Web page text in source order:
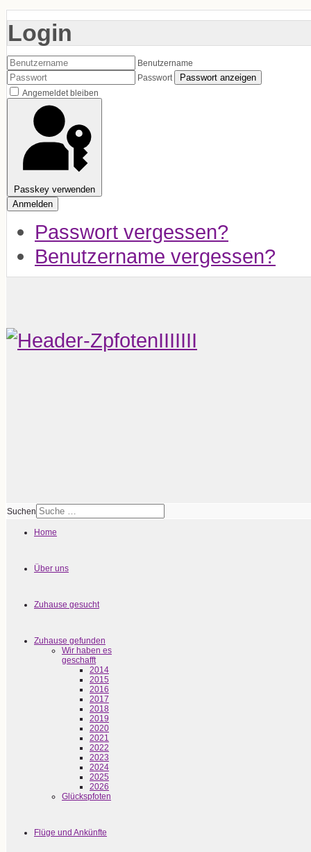
Login
Benutzername
Passwort
Passwort anzeigen
Angemeldet bleiben
Passkey verwenden
Anmelden
Passwort vergessen?
Benutzername vergessen?
Suchen
Home
Über uns
Zuhause gesucht
Zuhause gefunden
Wir haben es
geschafft
2014
2015
2016
2017
2018
2019
2020
2021
2022
2023
2024
2025
2026
Glückspfoten
Flüge und Ankünfte